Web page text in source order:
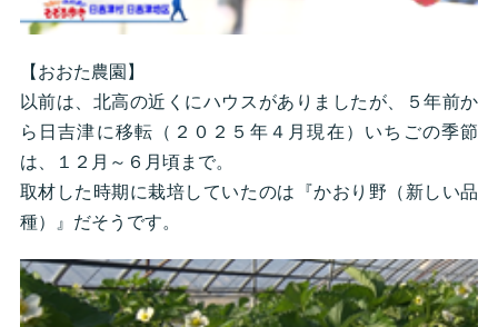
【おおた農園】
以前は、北高の近くにハウスがありましたが、５年前か
ら日吉津に移転（２０２５年４月現在）いちごの季節
は、１２月～６月頃まで。
取材した時期に栽培していたのは『かおり野（新しい品
種）』だそうです。